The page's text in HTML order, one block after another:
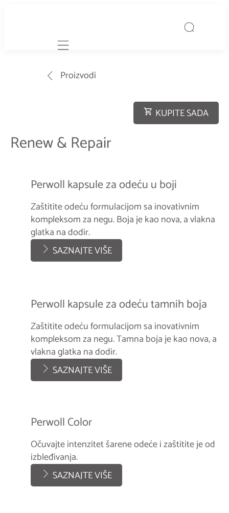
Mobile navigation
Proizvodi
KUPITE SADA
Renew & Repair
Perwoll kapsule za odeću u boji
Zaštitite odeću formulacijom sa inovativnim
kompleksom za negu. Boja je kao nova, a vlakna
glatka na dodir.
SAZNAJTE VIŠE
Perwoll kapsule za odeću tamnih boja
Zaštitite odeću formulacijom sa inovativnim
kompleksom za negu. Tamna boja je kao nova, a
vlakna glatka na dodir.
SAZNAJTE VIŠE
Perwoll Color
Očuvajte intenzitet šarene odeće i zaštitite je od
izbleđivanja.
SAZNAJTE VIŠE